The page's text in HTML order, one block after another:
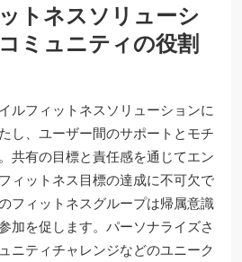
トネスソリューシ
ミュニティの役割
ルフィットネスソリューションに
し、ユーザー間のサポートとモチ
共有の目標と責任感を通じてエン
ィットネス目標の達成に不可欠で
フィットネスグループは帰属意識
加を促します。パーソナライズさ
ニティチャレンジなどのユニーク